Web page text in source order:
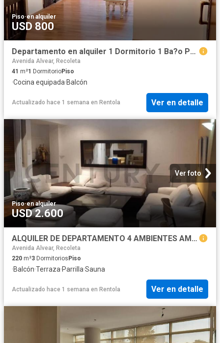
Piso·en alquiler
USD 800
Departamento en alquiler 1 Dormitorio 1 Ba?o Palermo ? 41m?
Avenida Alvear, Recoleta
41 m²1 DormitorioPiso
·Cocina equipada·Balcón
Actualizado hace 1 semana en Rentola Ver en detalle
Ver foto
Piso·en alquiler
USD 2.600
ALQUILER DE DEPARTAMENTO 4 AMBIENTES AMOBLADO EN PALERMO CHICO
Avenida Alvear, Recoleta
220 m²3 DormitoriosPiso
·Balcón·Terraza·Parrilla·Sauna
Actualizado hace 1 semana en Rentola Ver en detalle